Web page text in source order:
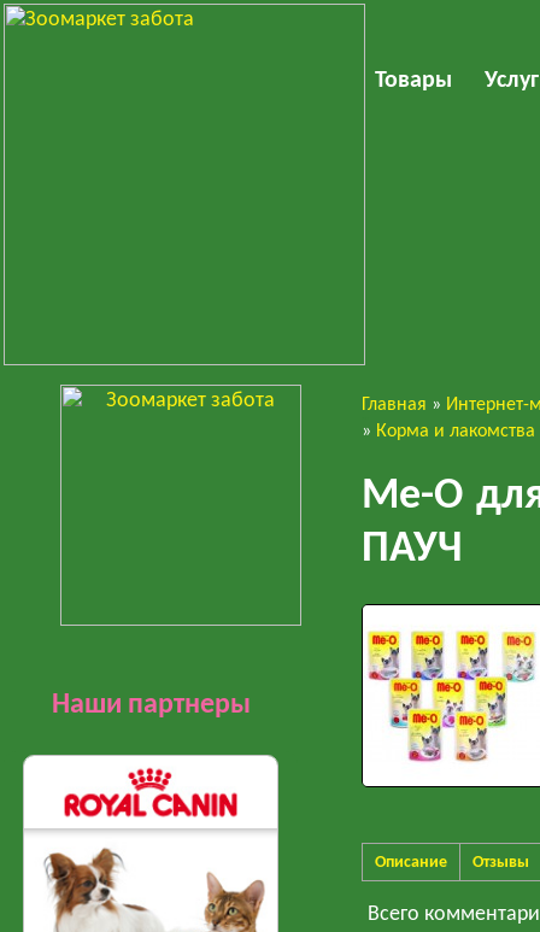
Товары
Наши партнеры
Главная » Интернет-
» Корма и лакомства
Ме-О
ПАУЧ
Описание Отзывы
Всего